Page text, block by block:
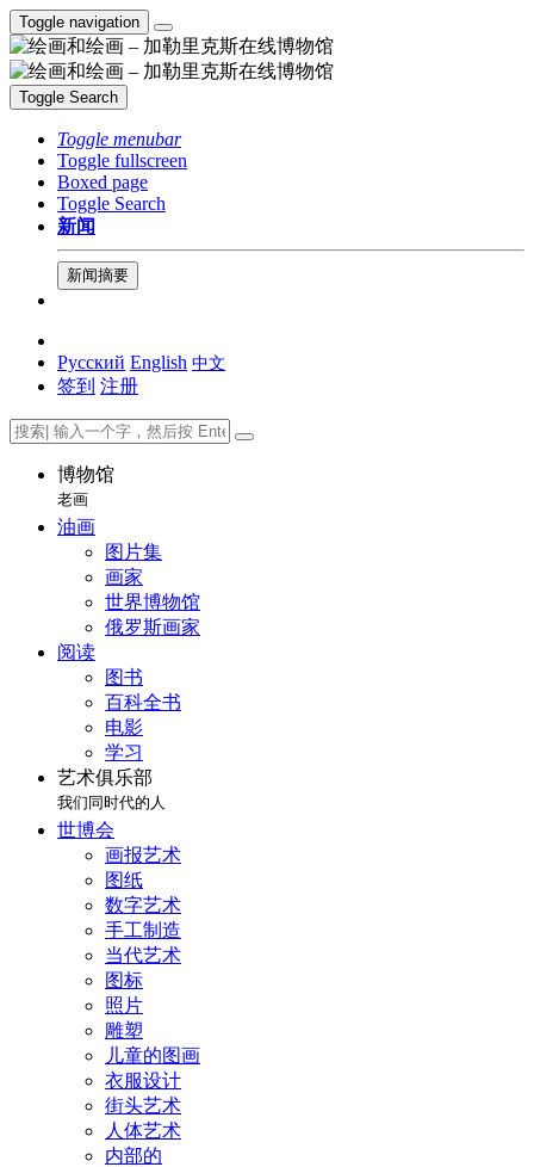
Toggle navigation
Toggle Search
Toggle menubar
Toggle fullscreen
Boxed page
Toggle Search
新闻
新闻摘要
Русский English 中文
签到 注册
博物馆
老画
油画
图片集
画家
世界博物馆
俄罗斯画家
阅读
图书
百科全书
电影
学习
艺术俱乐部
我们同时代的人
世博会
画报艺术
图纸
数字艺术
手工制造
当代艺术
图标
照片
雕塑
儿童的图画
衣服设计
街头艺术
人体艺术
内部的